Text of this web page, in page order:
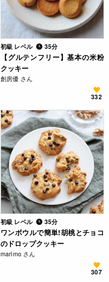
初級 レベル 35分
【グルテンフリー】基本の米粉
クッキー
創房優 さん
332
初級 レベル 35分
ワンボウルで簡単!胡桃とチョコ
のドロップクッキー
marimo さん
307